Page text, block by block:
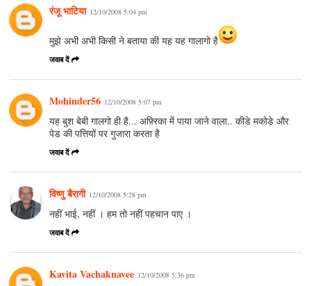
रंजू भाटिया 12/10/2008 5:04 pm
मुझे अभी अभी किसी ने बताया की यह यह गालागो है
जवाब दें
Mohinder56 12/10/2008 5:07 pm
यह बुश बेबी गालगो ही है... अफ़्रिका में पाया जाने वाला.. कीडे मकोडे और
पेड की पत्तियों पर गुजारा करता है
जवाब दें
विष्णु बैरागी 12/10/2008 5:28 pm
नहीं भाई, नहीं । हम तो नहीं पहचान पाए ।
जवाब दें
Kavita Vachaknavee 12/10/2008 5:36 pm